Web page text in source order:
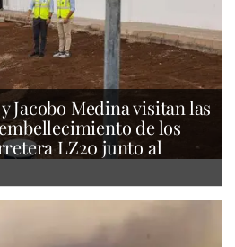
Jacobo Medina visitan las
de los
LZ20 junto al